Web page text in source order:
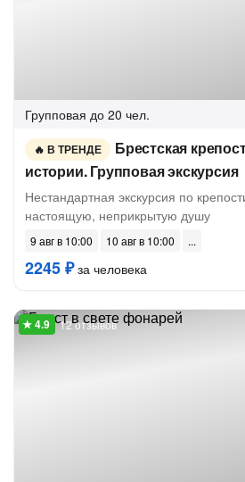
Групповая до 20 чел.
В ТРЕНДЕ
Брестская
истории. Групповая экскурсия
Нестандартная экскурсия по
настоящую, неприкрытую душу
9 авг в 10:00 10 авг в 10:00
2245 ₽за человека
12 отзывов